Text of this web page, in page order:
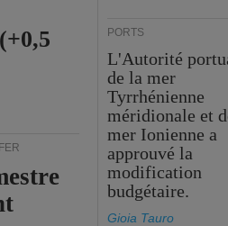
PORTS
L'Autorité
de la mer
Tyrrhénienne
méridionale et
mer Ionienne a
approuvé la
modification
budgétaire.
Gioia Tauro